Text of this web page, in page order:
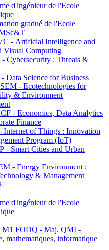
d'ingénieur de l'Ecole
gradué de l'Ecole
- Artificial Intelligence and
Visual Computing
Cybersecurity : Threats &
Data Science for Business
- Ecotechnologies for
& Environment
- Economics, Data Analytics
Finance
of Things : Innovation
Program (IoT)
- Smart Cities and Urban
- Energy Environment :
& Management
d'ingénieur de l'Ecole
M1 FODQ - Maj. QMI -
mathematiques, informatique